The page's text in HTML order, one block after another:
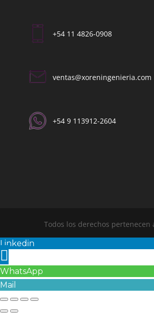
+54 11 4826-0908
ventas@xoreningenieria.com​
+54 9 113912-2604​
Todos los derechos pertenecen
Linkedin
WhatsApp
Mail